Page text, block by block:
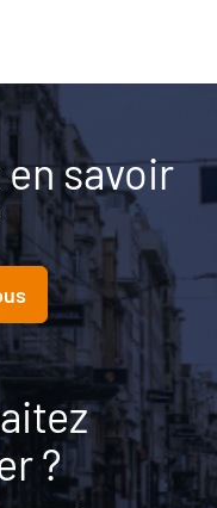
savoir
?